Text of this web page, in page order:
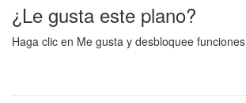
¿Le gusta este plano?
Haga clic en Me gusta y desbloquee funciones